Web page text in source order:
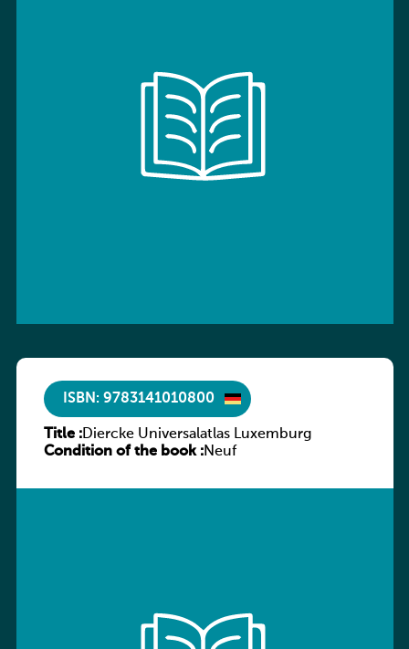
ISBN: 9783141010800
Title :Diercke Universalatlas Luxemburg
Condition of the book :Neuf